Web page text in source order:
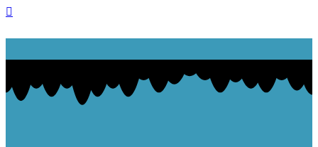
0элемент 0₽